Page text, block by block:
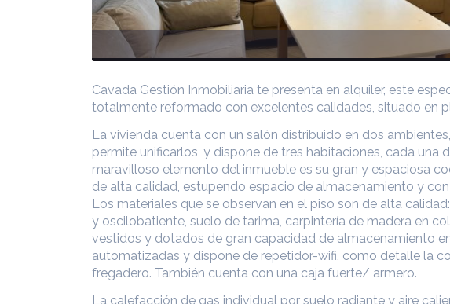
Cavada Gestión Inmobiliaria te presenta en alquiler, este
totalmente reformado con excelentes calidades, situado en
La vivienda cuenta con un salón distribuido en dos
permite unificarlos, y dispone de tres habitaciones, cada
maravilloso elemento del inmueble es su gran y espaciosa
de alta calidad, estupendo espacio de almacenamiento y
Los materiales que se observan en el piso son de alta
y oscilobatiente, suelo de tarima, carpintería de madera en
vestidos y dotados de gran capacidad de almacenamiento
automatizadas y dispone de repetidor-wifi, como detalle la
fregadero. También cuenta con una caja fuerte/ armero.
La calefacción de gas individual por suelo radiante y aire